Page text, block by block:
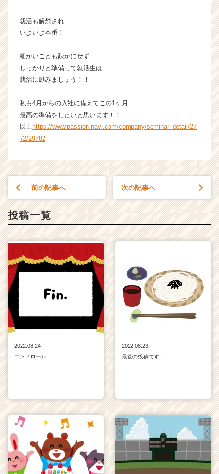
就活も解禁され
いよいよ本番！
細かいことも疎かにせず
しっかりと準備して就活生は
就活に励みましょう！！
私も4月からの入社に備えてこの1ヶ月
最高の準備をしたいと思います！！
以上 https://www.passion-navi.com/company/seminar_detail/27
72/29782
前の記事へ 次の記事へ
投稿一覧
2022.08.24
エンドロール
2022.08.23
最後の投稿です！